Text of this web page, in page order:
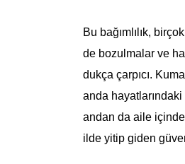
Bu bağımlılık,
de bozulmalar ve
dukça çarpıcı.
anda
andan da aile
ilde yitip giden